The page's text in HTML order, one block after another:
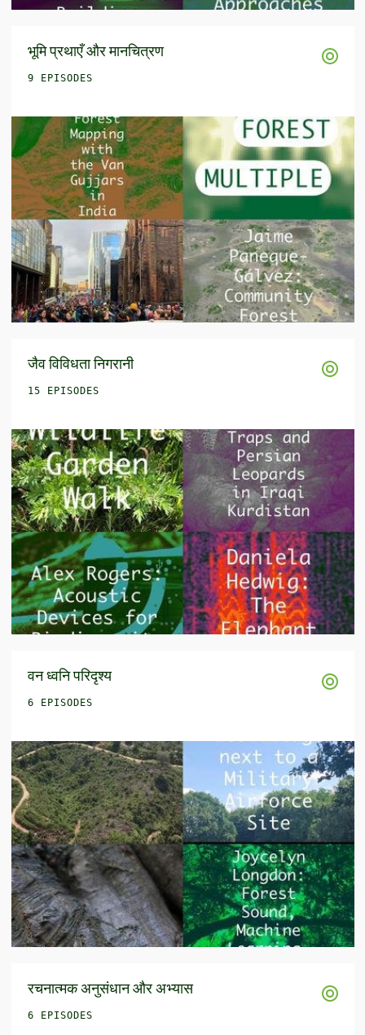
भूमि प्रथाएँ और मानचित्रण
9 EPISODES
जैव विविधता निगरानी
15 EPISODES
वन ध्वनि परिदृश्य
6 EPISODES
रचनात्मक अनुसंधान और अभ्यास
6 EPISODES